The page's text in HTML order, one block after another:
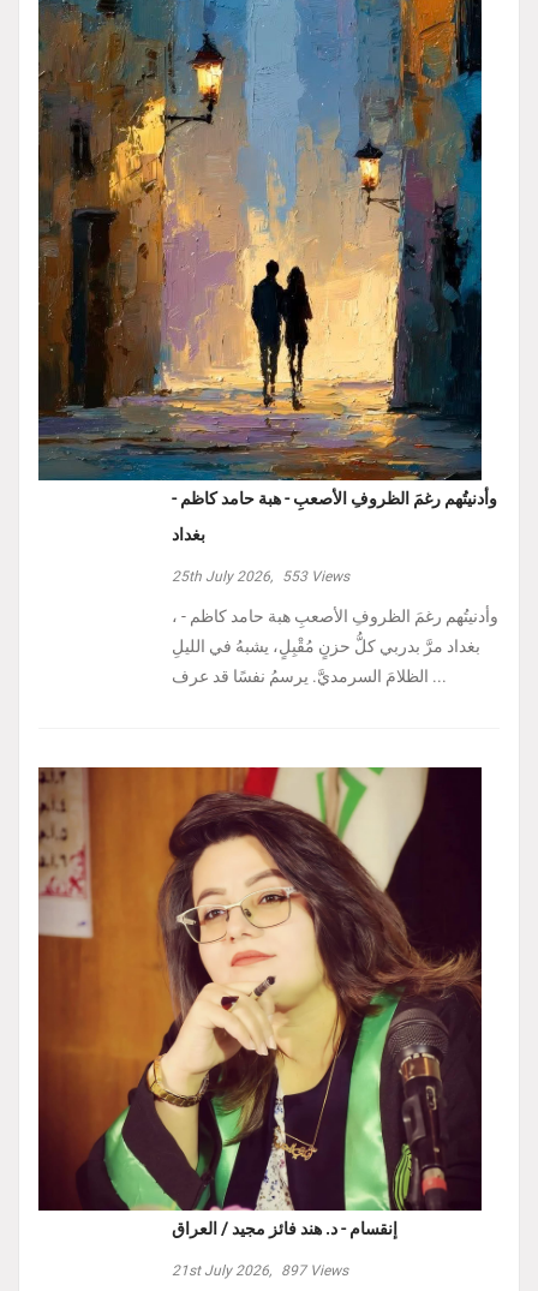
وأدنيتُهم رغمَ الظروفِ الأصعبِ - هبة حامد كاظم -
بغداد
25th July 2026, 553Views
، وأدنيتُهم رغمَ الظروفِ الأصعبِ هبة حامد كاظم -
بغداد مرَّ بدربي كلُّ حزنٍ مُقْبِلٍ، يشبهُ في الليلِ
الظلامَ السرمديَّ. يرسمُ نفسًا قد عرف ...
إنقسام - د. هند فائز مجيد / العراق
21st July 2026, 897Views